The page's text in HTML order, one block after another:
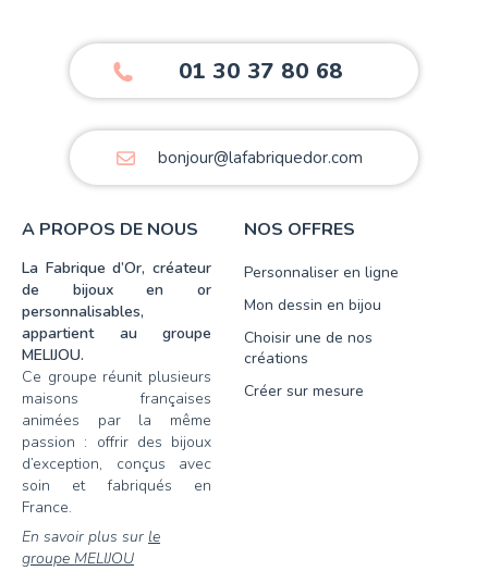
01 30 37 80 68
bonjour@lafabriquedor.com
A PROPOS DE NOUS
La Fabrique d’Or, créateur
de bijoux en or
personnalisables,
appartient au groupe
MELIJOU.
Ce groupe réunit plusieurs
maisons françaises
animées par la même
passion : offrir des bijoux
d’exception, conçus avec
soin et fabriqués en
France.
En savoir plus sur le
groupe MELIJOU
NOS OFFRES
Personnaliser en ligne
Mon dessin en bijou
Choisir une de nos
créations
Créer sur mesure